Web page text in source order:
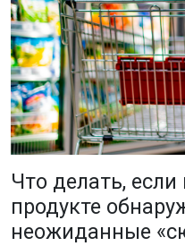
Что делать,
продукте
неожиданные